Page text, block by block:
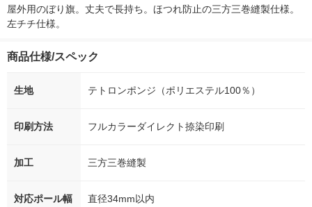
オリジナル
屋外用のぼり旗。丈夫で長持ち。ほつれ防止の三方三巻縫製仕様。
左チチ仕様。
商品仕様/スペック
生地 テトロンポンジ（ポリエステル100％）
印刷方法 フルカラーダイレクト捺染印刷
加工 三方三巻縫製
対応ポール幅 直径34mm以内